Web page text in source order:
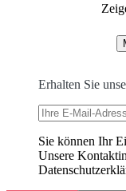
Erhalten Sie
Sie können Ihr
Unsere